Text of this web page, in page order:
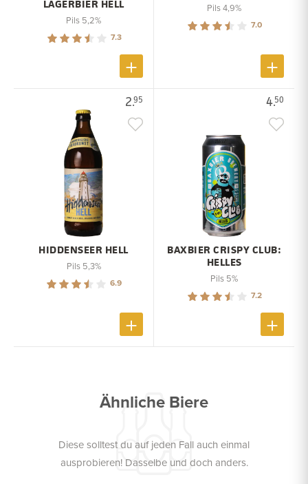
LAGERBIER HELL
Pils 5,2%
7.3
Pils 4,9%
7.0
2.95
HIDDENSEER HELL
Pils 5,3%
6.9
4.50
BAXBIER CRISPY CLUB:
HELLES
Pils 5%
7.2
Ähnliche Biere
Diese solltest du auf jeden Fall auch einmal
ausprobieren! Dasselbe und doch anders.